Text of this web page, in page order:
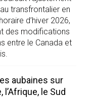
transfrontalier en
d’hiver 2026,
des modifications
entre le Canada et
aubaines sur
l’Afrique, le Sud